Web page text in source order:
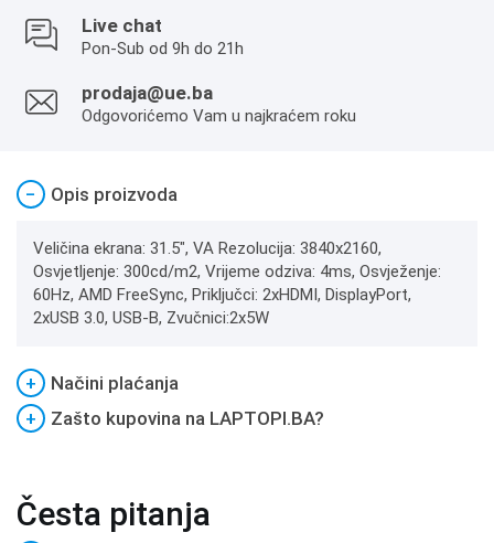
Live chat
Pon-Sub od 9h do 21h
prodaja@ue.ba
Odgovorićemo Vam u najkraćem roku
− Opis proizvoda
Veličina ekrana: 31.5", VA Rezolucija: 3840x2160,
Osvjetljenje: 300cd/m2, Vrijeme odziva: 4ms, Osvježenje:
60Hz, AMD FreeSync, Priključci: 2xHDMI, DisplayPort,
2xUSB 3.0, USB-B, Zvučnici:2x5W
+
Načini plaćanja
+
Zašto kupovina na LAPTOPI.BA?
Česta pitanja